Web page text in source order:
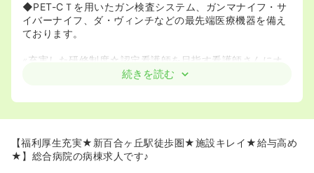
◆PET-CＴを用いたガン検査システム、ガンマナイフ・サ
イバーナイフ、ダ・ヴィンチなどの最先端医療機器を備え
ております。
«充実した研修制度☆認定看護師を目指す看護師さんにオ
本給）・交通費支給はもちろん、取得費用の3分の2を病院
もちろん、既卒者・復職者に対する教育も開始しておりま
す。また、院内研修のみならず、院外研修にも積極的に参
続きを読む
【福利厚生充実★新百合ヶ丘駅徒歩圏★施設キレイ★給与高め
★】総合病院の病棟求人です♪